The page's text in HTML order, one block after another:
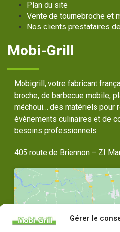
Gérer le
Plan du site
Vente de tournebroche et
Nos clients prestataires
Mobi-Grill
Mobigrill, votre fabricant
broche, de barbecue mobile,
méchoui… des matériels pour
événements culinaires et de
besoins professionnels.
405 route de Briennon – ZI